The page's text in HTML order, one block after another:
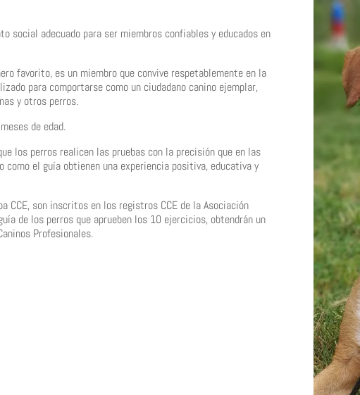
social adecuado para ser miembros confiables y educados en
favorito, es un miembro que convive respetablemente en la
para comportarse como un ciudadano canino ejemplar,
y otros perros.
de edad.
los perros realicen las pruebas con la precisión que en las
el guía obtienen una experiencia positiva, educativa y
CCE, son inscritos en los registros CCE de la Asociación
de los perros que aprueben los 10 ejercicios, obtendrán un
Profesionales.